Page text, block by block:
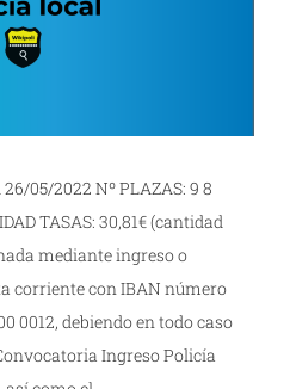
05/2022 Nº PLAZAS: 9 8
TASAS: 30,81€ (cantidad
mediante ingreso o
corriente con IBAN número
0012, debiendo en todo caso
Ingreso Policía